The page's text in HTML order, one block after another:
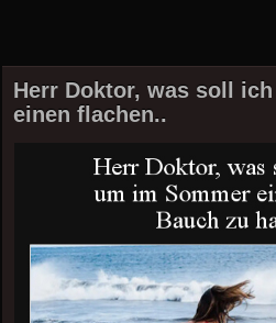
Herr Doktor, was soll
einen flachen..